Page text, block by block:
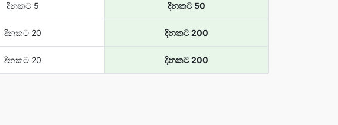
දිනකට 5 දිනකට 50
දිනකට 20 දිනකට 200
දිනකට 20 දිනකට 200